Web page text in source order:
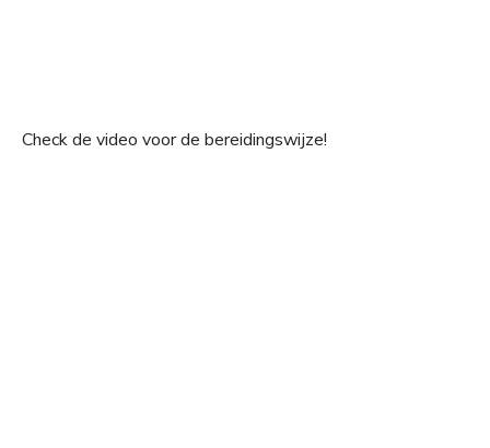
Check de video voor de bereidingswijze!